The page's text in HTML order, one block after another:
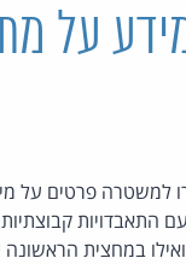
על
למשטרה פרטים על
התאבדויות